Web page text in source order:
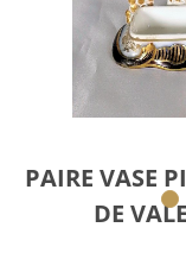
PAIRE VASE
DE